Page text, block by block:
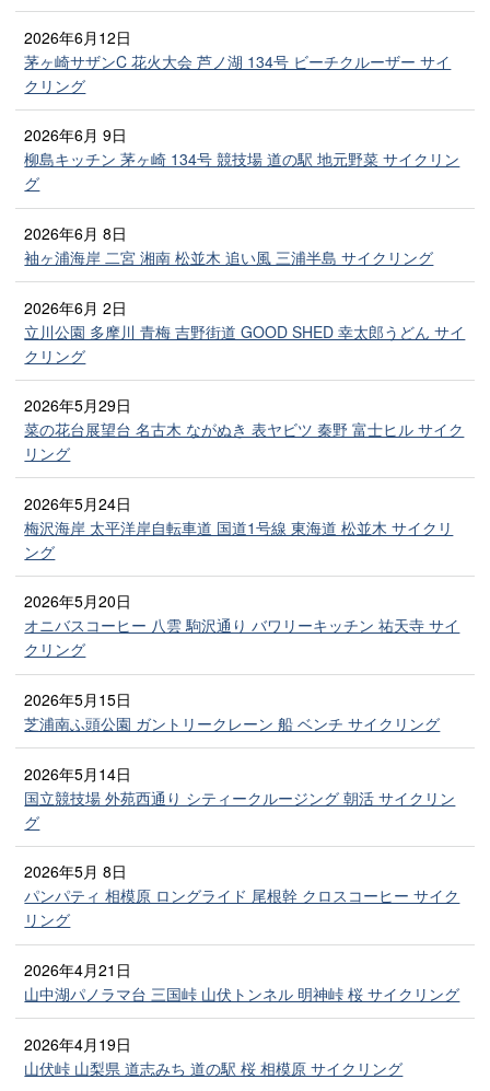
2026年6月12日
茅ヶ崎サザンC 花火大会 芦ノ湖 134号 ビーチクルーザー サイ
クリング
2026年6月 9日
柳島キッチン 茅ヶ崎 134号 競技場 道の駅 地元野菜 サイクリン
グ
2026年6月 8日
袖ヶ浦海岸 二宮 湘南 松並木 追い風 三浦半島 サイクリング
2026年6月 2日
立川公園 多摩川 青梅 吉野街道 GOOD SHED 幸太郎うどん サイ
クリング
2026年5月29日
菜の花台展望台 名古木 ながぬき 表ヤビツ 秦野 富士ヒル サイク
リング
2026年5月24日
梅沢海岸 太平洋岸自転車道 国道1号線 東海道 松並木 サイクリ
ング
2026年5月20日
オニバスコーヒー 八雲 駒沢通り バワリーキッチン 祐天寺 サイ
クリング
2026年5月15日
芝浦南ふ頭公園 ガントリークレーン 船 ベンチ サイクリング
2026年5月14日
国立競技場 外苑西通り シティークルージング 朝活 サイクリン
グ
2026年5月 8日
パンパティ 相模原 ロングライド 尾根幹 クロスコーヒー サイク
リング
2026年4月21日
山中湖パノラマ台 三国峠 山伏トンネル 明神峠 桜 サイクリング
2026年4月19日
山伏峠 山梨県 道志みち 道の駅 桜 相模原 サイクリング